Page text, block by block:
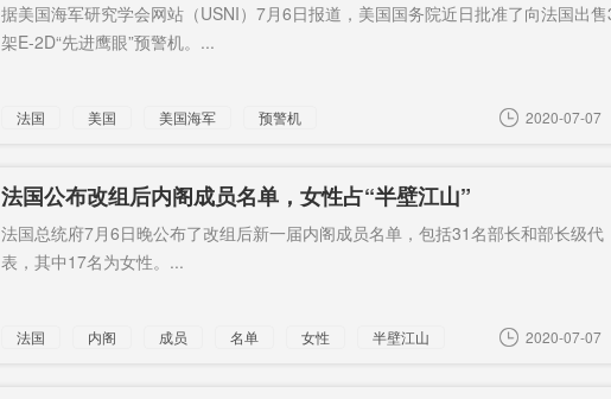
据美国海军研究学会网站（USNI）7月6日报道，美国国务院近日批准了向法国出
架E-2D“先进鹰眼”预警机。...
法国 美国 美国海军 预警机 2020-07-07
法国公布改组后内阁成员名单，女性占“半壁江山”
法国总统府7月6日晚公布了改组后新一届内阁成员名单，包括31名部长和部长级代
表，其中17名为女性。...
法国 内阁 成员 名单 女性 半壁江山 2020-07-07